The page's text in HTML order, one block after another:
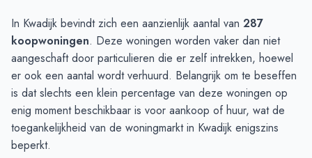
In Kwadijk bevindt zich een aanzienlijk aantal van 287
koopwoningen. Deze woningen worden vaker dan niet
aangeschaft door particulieren die er zelf intrekken, hoewel
er ook een aantal wordt verhuurd. Belangrijk om te beseffen
is dat slechts een klein percentage van deze woningen op
enig moment beschikbaar is voor aankoop of huur, wat de
toegankelijkheid van de woningmarkt in Kwadijk enigszins
beperkt.